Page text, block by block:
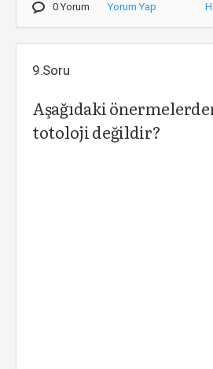
0 Yorum Yorum Yap
9.Soru
Aşağıdaki
totoloji değildir?